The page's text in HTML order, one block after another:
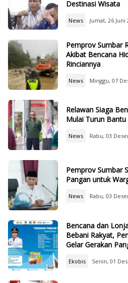
Destinasi Wisata
News Jumat, 26 Juni
Pemprov Sumbar
Akibat Bencana
Rinciannya
News Minggu, 07
Relawan Siaga
Mulai Turun
News Rabu, 03
Pemprov Sumbar
Pangan untuk
News Rabu, 03
Bencana dan
Bebani Rakyat,
Gelar Gerakan
Ekobis Senin, 01